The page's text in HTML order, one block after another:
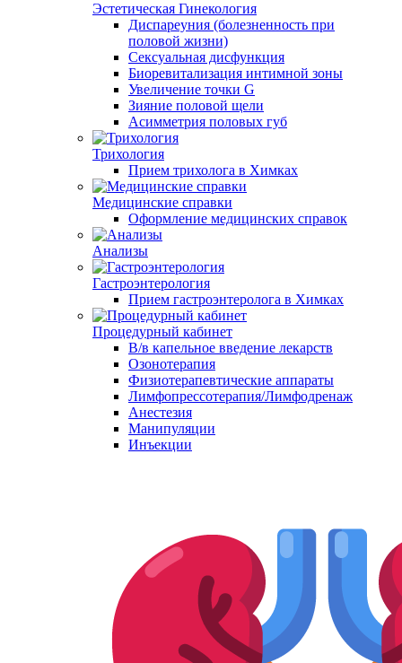
Эстетическая Гинекология
Диспареуния (болезненность при
половой жизни)
Сексуальная дисфункция
Биоревитализация интимной зоны
Увеличение точки G
Зияние половой щели
Асимметрия половых губ
Трихология
Прием трихолога в Химках
Медицинские справки
Оформление медицинских справок
Анализы
Гастроэнтерология
Прием гастроэнтеролога в Химках
Процедурный кабинет
В/в капельное введение лекарств
Озонотерапия
Физиотерапевтические аппараты
Лимфопрессотерапия/Лимфодренаж
Анестезия
Манипуляции
Инъекции